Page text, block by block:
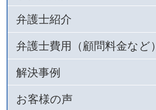
弁護士紹介
弁護士費用（顧問料金など）
解決事例
お客様の声